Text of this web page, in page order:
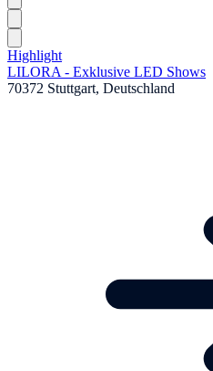
Highlight
LILORA - Exklusive LED Shows
70372 Stuttgart, Deutschland